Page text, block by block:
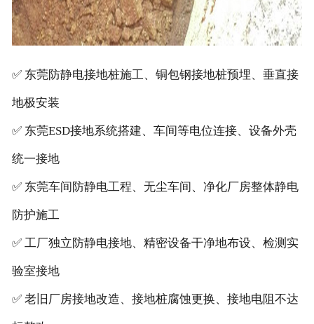
✅ 东莞防静电接地桩施工、铜包钢接地桩预埋、垂直接
地极安装
✅ 东莞ESD接地系统搭建、车间等电位连接、设备外壳
统一接地
✅ 东莞车间防静电工程、无尘车间、净化厂房整体静电
防护施工
✅ 工厂独立防静电接地、精密设备干净地布设、检测实
验室接地
✅ 老旧厂房接地改造、接地桩腐蚀更换、接地电阻不达